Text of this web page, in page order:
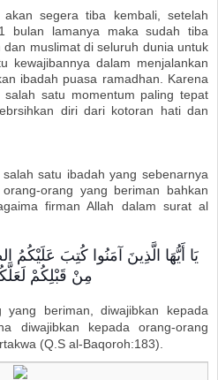
segera tiba kembali, setelah
bulan lamanya maka sudah tiba
muslimat di seluruh dunia untuk
kewajibannya dalam menjalankan
ibadah puasa ramadhan. Karena
satu momentum paling tepat
diri dari kotoran hati dan
satu ibadah yang sebenarnya
orang yang beriman bahkan
firman Allah dalam surat al
يَا أَيُّهَا الَّذِينَ آمَنُوا كُتِبَ عَلَيْكُمُ
مِنْ قَبْلِكُمْ
yang beriman, diwajibkan kepada
diwajibkan kepada orang-orang
(Q.S al-Baqoroh:183).